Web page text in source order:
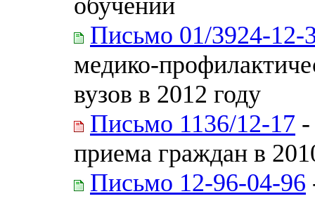
Письмо 01/3924-12-
медико-
вузов в 2012 году
Письмо 1136/12-17
приема граждан в
Письмо 12-96-04-96